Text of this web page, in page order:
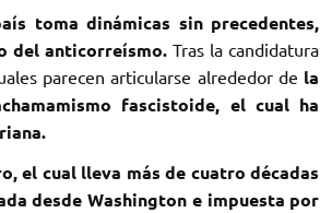
toma dinámicas sin precedentes,
del anticorreísmo. Tras la candidatura
parecen articularse alrededor de la
fascistoide, el cual ha
el cual lleva más de cuatro décadas
desde Washington e impuesta por